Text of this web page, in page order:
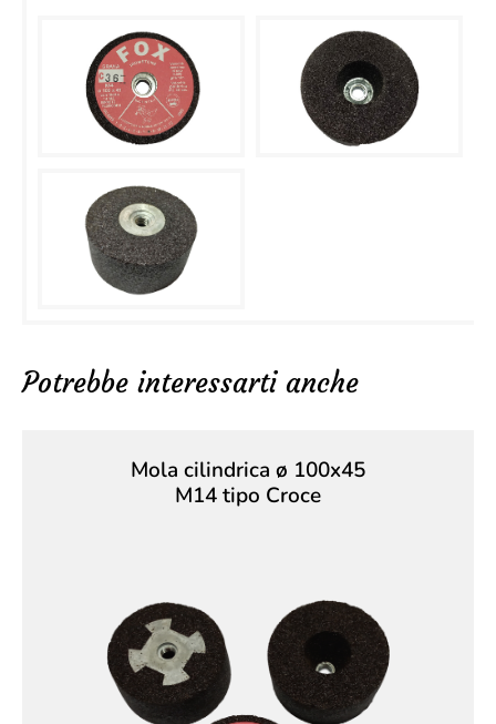
Potrebbe interessarti anche
Mola cilindrica ø 100x45
M14 tipo Croce